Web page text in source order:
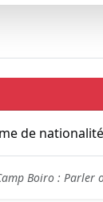
de
Boiro : Parler